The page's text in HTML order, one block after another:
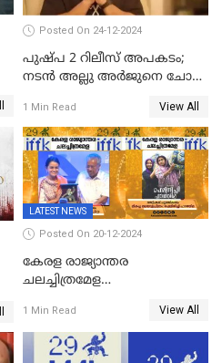
Posted On 24-12-2024
പുഷ്പ 2 റിലീസ് അപകടം;
നടന്‍ അല്ലു അര്‍ജുനെ ചോദ്യം
1 Min Read View All
LATEST NEWS
Posted On 20-12-2024
കേരള രാജ്യാന്തര
ചലച്ചിത്രമേള
സിനിമ അവാര്‍ഡ്
സംവിധായിക പായല്‍
കപാഡിയയ്ക്ക് സമ്മാനിച്ചു;
1 Min Read View All